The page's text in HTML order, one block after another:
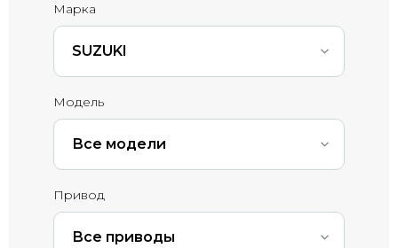
Марка
SUZUKI
Модель
Все модели
Привод
Все приводы